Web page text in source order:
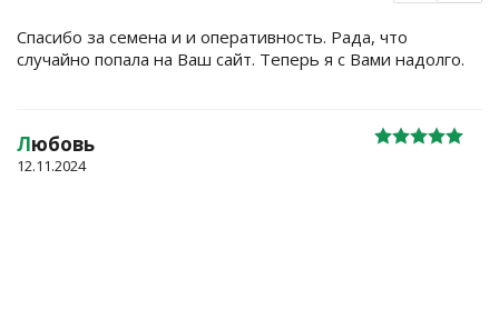
Спасибо за семена и и оперативность. Рада, что
случайно попала на Ваш сайт. Теперь я с Вами надолго.
Любовь
12.11.2024